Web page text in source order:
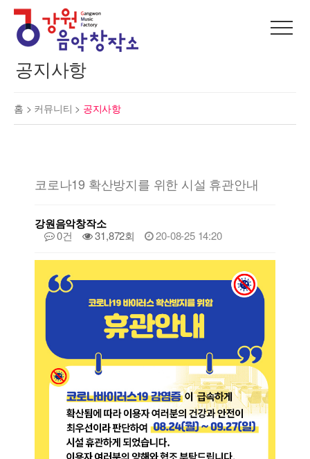
공지사항
홈 > 커뮤니티 > 공지사항
코로나19 확산방지를 위한 시설 휴관안내
강원음악창작소
0건 31,872회 20-08-25 14:20